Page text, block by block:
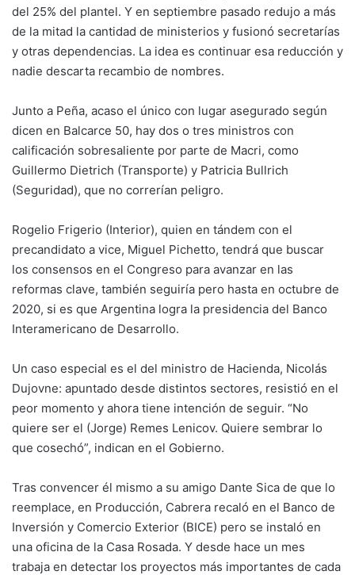
del 25% del plantel. Y en septiembre pasado redujo a más
de la mitad la cantidad de ministerios y fusionó secretarías
y otras dependencias. La idea es continuar esa reducción y
nadie descarta recambio de nombres.
Junto a Peña, acaso el único con lugar asegurado según
dicen en Balcarce 50, hay dos o tres ministros con
calificación sobresaliente por parte de Macri, como
Guillermo Dietrich (Transporte) y Patricia Bullrich
(Seguridad), que no correrían peligro.
Rogelio Frigerio (Interior), quien en tándem con el
precandidato a vice, Miguel Pichetto, tendrá que buscar
los consensos en el Congreso para avanzar en las
reformas clave, también seguiría pero hasta en octubre de
2020, si es que Argentina logra la presidencia del Banco
Interamericano de Desarrollo.
Un caso especial es el del ministro de Hacienda, Nicolás
Dujovne: apuntado desde distintos sectores, resistió en el
peor momento y ahora tiene intención de seguir. “No
quiere ser el (Jorge) Remes Lenicov. Quiere sembrar lo
que cosechó”, indican en el Gobierno.
Tras convencer él mismo a su amigo Dante Sica de que lo
reemplace, en Producción, Cabrera recaló en el Banco de
Inversión y Comercio Exterior (BICE) pero se instaló en
una oficina de la Casa Rosada. Y desde hace un mes
trabaja en detectar los proyectos más importantes de cada